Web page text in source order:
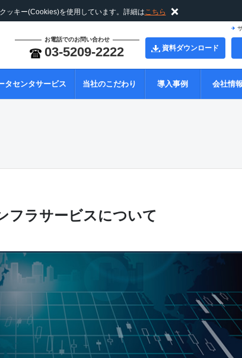
ッキー(Cookies)を使用しています。詳細はこちら
資料ダウンロード
お電話でのお問い合わせ
03-5209-2222
タセンタサービス 当社のこだわり 導入事例 会社情報
フラサービスについて